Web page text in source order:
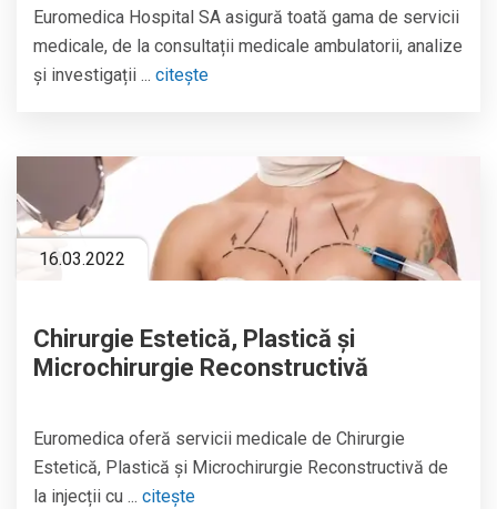
Euromedica Hospital SA asigură toată gama de servicii
medicale, de la consultații medicale ambulatorii, analize
și investigații ... citește
16.03.2022
Chirurgie Estetică, Plastică și
Microchirurgie Reconstructivă
Euromedica oferă servicii medicale de Chirurgie
Estetică, Plastică și Microchirurgie Reconstructivă de
la injecții cu ... citește